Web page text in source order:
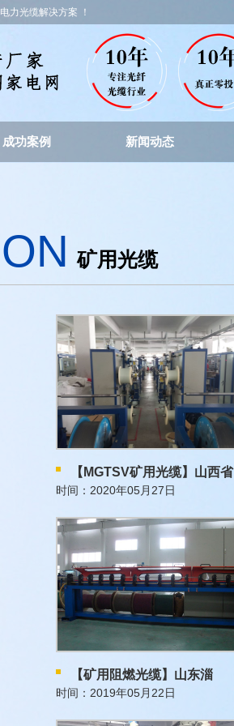
力光缆解决方案 ！
成功案例 新闻动态
矿用光缆
【MGTSV矿用光缆】山西省
时间：2020年05月27日
【矿用阻燃光缆】山东淄
时间：2019年05月22日